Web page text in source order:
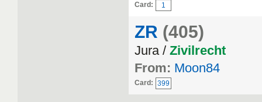
Card: 1
ZR (405)
Jura / Zivilrecht
From: Moon84
Card: 399